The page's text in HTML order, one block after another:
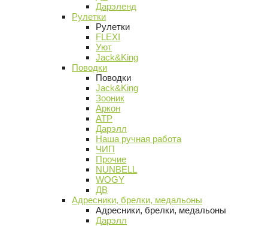
Дарэленд
Рулетки
Рулетки
FLEXI
Уют
Jack&King
Поводки
Поводки
Jack&King
Зооник
Аркон
АТР
Дарэлл
Наша ручная работа
ЧИП
Прочие
NUNBELL
WOGY
ДВ
Адресники, брелки, медальоны
Адресники, брелки, медальоны
Дарэлл